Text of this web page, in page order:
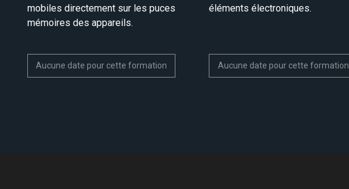
mobiles directement sur les puces
mémoires des appareils.
Aucune date pour cette formation
éléments électroniques.
Aucune date pour cette formation